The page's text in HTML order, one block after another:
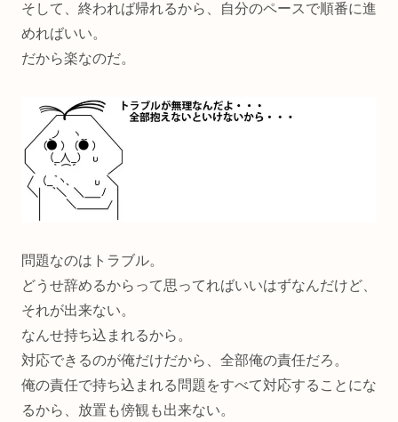
そして、終われば帰れるから、自分のペースで順番に進
めればいい。
だから楽なのだ。
問題なのはトラブル。
どうせ辞めるからって思ってればいいはずなんだけど、
それが出来ない。
なんせ持ち込まれるから。
対応できるのが俺だけだから、全部俺の責任だろ。
俺の責任で持ち込まれる問題をすべて対応することにな
るから、放置も傍観も出来ない。